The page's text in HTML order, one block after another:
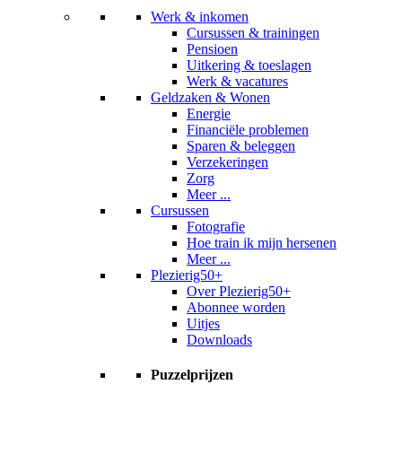
Werk & inkomen
Cursussen & trainingen
Pensioen
Uitkering & toeslagen
Werk & vacatures
Geldzaken & Wonen
Energie
Financiële problemen
Sparen & beleggen
Verzekeringen
Zorg
Meer ...
Cursussen
Fotografie
Hoe train ik mijn hersenen
Meer ...
Plezierig50+
Over Plezierig50+
Abonnee worden
Uitjes
Downloads
Puzzelprijzen